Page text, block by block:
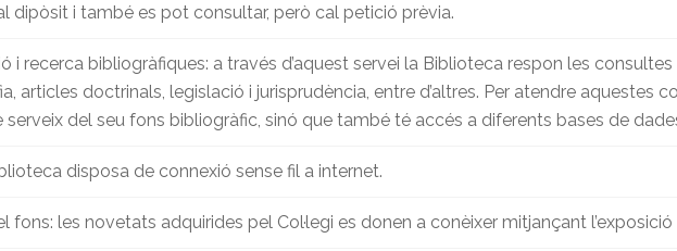
dipòsit i també es pot consultar, però cal petició prèvia.
i recerca bibliogràfiques: a través d’aquest servei la Biblioteca respon les
articles doctrinals, legislació i jurisprudència, entre d’altres. Per atendre aquestes
serveix del seu fons bibliogràfic, sinó que també té accés a diferents bases de
disposa de connexió sense fil a internet.
fons: les novetats adquirides pel Col·legi es donen a conèixer mitjançant